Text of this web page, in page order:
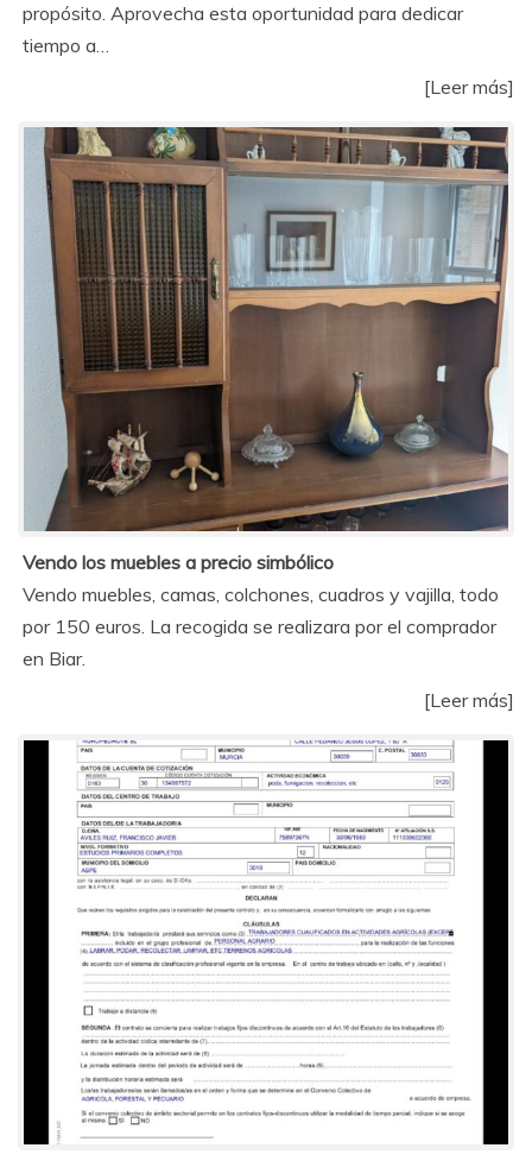
propósito. Aprovecha esta oportunidad para dedicar
tiempo a…
[Leer más]
Vendo los muebles a precio simbólico
Vendo muebles, camas, colchones, cuadros y vajilla, todo
por 150 euros. La recogida se realizara por el comprador
en Biar.
[Leer más]